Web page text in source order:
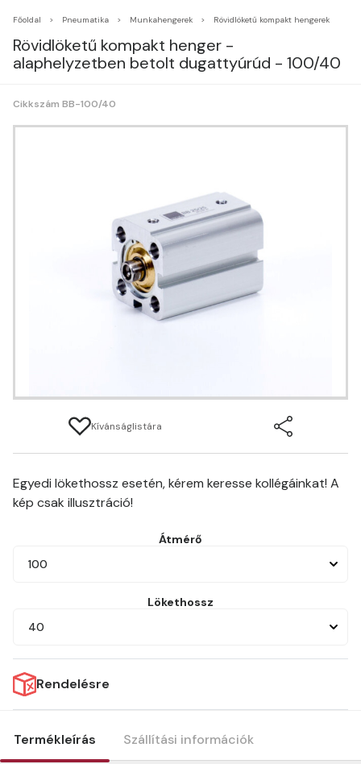
Főoldal Pneumatika Munkahengerek Rövidlöketű kompakt hengerek
Rövidlöketű kompakt henger -
alaphelyzetben betolt dugattyúrúd - 100/40
Cikkszám BB-100/40
Kívánságlistára
Egyedi lökethossz esetén, kérem keresse kollégáinkat! A
kép csak illusztráció!
Átmérő
100
Lökethossz
40
Rendelésre
Termékleírás Szállítási információk